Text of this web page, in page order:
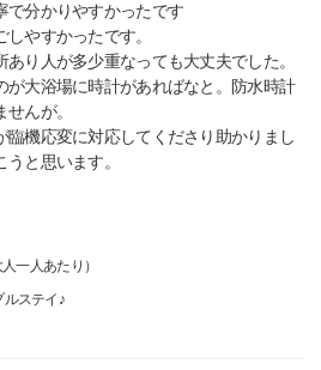
で分かりやすかったです
やすかったです。
あり人が多少重なっても大丈夫でした。
が大浴場に時計があればなと。防水時計
んが。
臨機応変に対応してくださり助かりまし
と思います。
一人あたり）
ルステイ♪